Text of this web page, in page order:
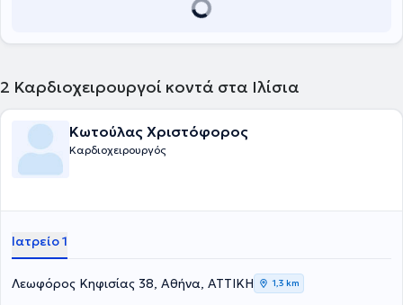
2 Καρδιοχειρουργοί κοντά στα Ιλίσια
Κωτούλας Χριστόφορος
Καρδιοχειρουργός
Ιατρείο 1
Λεωφόρος Κηφισίας 38, Αθήνα, ΑΤΤΙΚΗ 1,3 km